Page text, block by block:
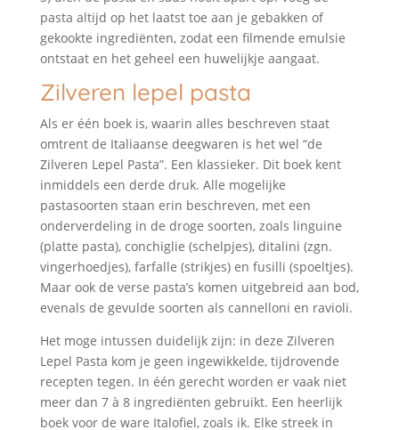
pasta altijd op het laatst toe aan je gebakken of
gekookte ingrediënten, zodat een filmende emulsie
ontstaat en het geheel een huwelijkje aangaat.
Zilveren lepel pasta
Als er één boek is, waarin alles beschreven staat
omtrent de Italiaanse deegwaren is het wel “de
Zilveren Lepel Pasta”. Een klassieker. Dit boek kent
inmiddels een derde druk. Alle mogelijke
pastasoorten staan erin beschreven, met een
onderverdeling in de droge soorten, zoals linguine
(platte pasta), conchiglie (schelpjes), ditalini (zgn.
vingerhoedjes), farfalle (strikjes) en fusilli (spoeltjes).
Maar ook de verse pasta’s komen uitgebreid aan bod,
evenals de gevulde soorten als cannelloni en ravioli.
Het moge intussen duidelijk zijn: in deze Zilveren
Lepel Pasta kom je geen ingewikkelde, tijdrovende
recepten tegen. In één gerecht worden er vaak niet
meer dan 7 à 8 ingrediënten gebruikt. Een heerlijk
boek voor de ware Italofiel, zoals ik. Elke streek in